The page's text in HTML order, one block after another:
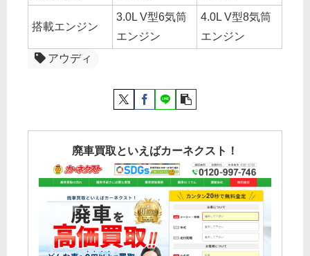
搭載エンジン
3.0L V型6気筒
エンジン
4.0L V型8気筒
エンジン
アウディ
廃車買取といえばカーネクスト！